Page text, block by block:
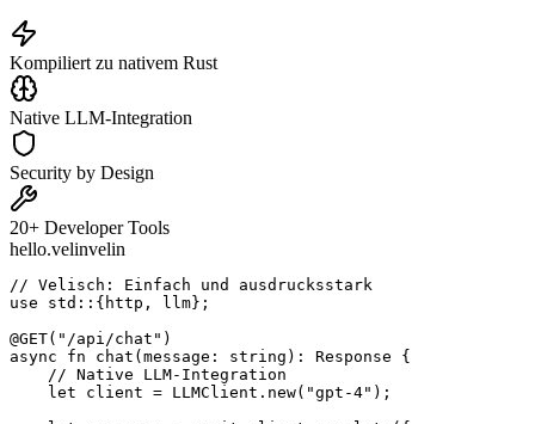
Kompiliert zu nativem Rust
Native LLM-Integration
Security by Design
20+ Developer Tools
hello.velinvelin
// Velisch: Einfach und ausdrucksstark
use std::{http, llm};
@GET("/api/chat")
async fn chat(message: string): Response {
    // Native LLM-Integration
    let client = LLMClient.new("gpt-4");